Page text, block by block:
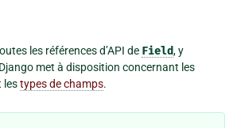
les références d’API de Field, y
met à disposition concernant les
lestypes de champs.